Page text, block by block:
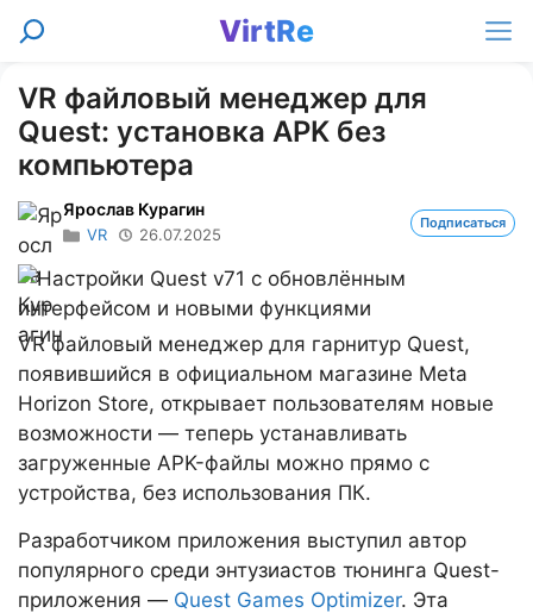
Перейти
VirtRe
Поиск
VR файловый менеджер для
Quest: установка APK без
компьютера
Ярослав Курагин
VR 26.07.2025
Подписаться
VR файловый менеджер для гарнитур Quest,
появившийся в официальном магазине Meta
Horizon Store, открывает пользователям новые
возможности — теперь устанавливать
загруженные APK-файлы можно прямо с
устройства, без использования ПК.
Разработчиком приложения выступил автор
популярного среди энтузиастов тюнинга Quest-
приложения — Quest Games Optimizer. Эта